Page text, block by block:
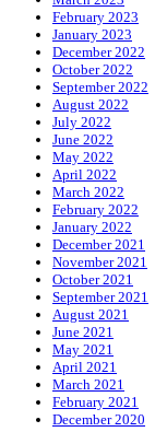
February 2023
January 2023
December 2022
October 2022
September 2022
August 2022
July 2022
June 2022
May 2022
April 2022
March 2022
February 2022
January 2022
December 2021
November 2021
October 2021
September 2021
August 2021
June 2021
May 2021
April 2021
March 2021
February 2021
December 2020